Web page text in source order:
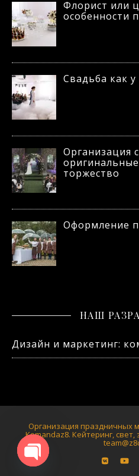
Флорист или
особенности
Свадьба как у
Организация
торжество
Оформление
НАШ
Дизайн и маркетинг:
Организация праздничных
Komandaz8. Кейтеринг, свет,